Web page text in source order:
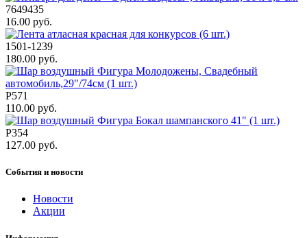
7649435
16.00 руб.
1501-1239
180.00 руб.
Р571
110.00 руб.
Р354
127.00 руб.
События и новости
Новости
Акции